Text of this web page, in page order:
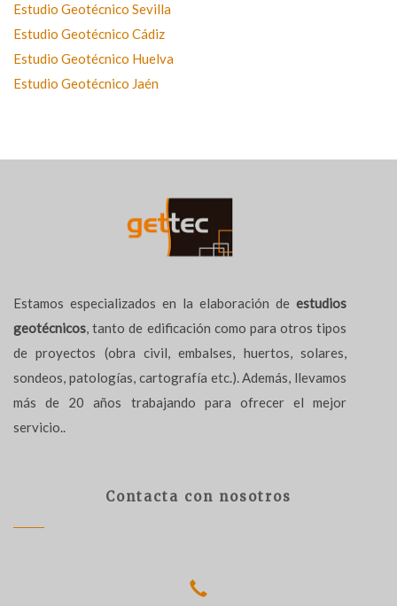
Estudio Geotécnico Sevilla
Estudio Geotécnico Cádiz
Estudio Geotécnico Huelva
Estudio Geotécnico Jaén
Estamos especializados en la elaboración deestudios
geotécnicos, tanto de edificación como para otros tipos
de proyectos (obra civil, embalses, huertos, solares,
sondeos, patologías, cartografía etc.). Además, llevamos
más de 20 años trabajando para ofrecer el mejor
servicio..
Contacta con nosotros